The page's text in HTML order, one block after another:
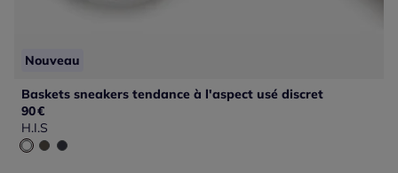
Nouveau
Baskets sneakers tendance à l'aspect usé discret
90€
H.I.S